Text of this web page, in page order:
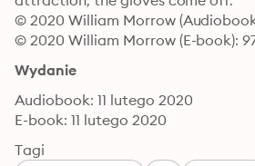
© 2020 William Morrow
© 2020 William Morrow (E-book):
Wydanie
Audiobook: 11 lutego 2020
E-book: 11 lutego 2020
Tagi